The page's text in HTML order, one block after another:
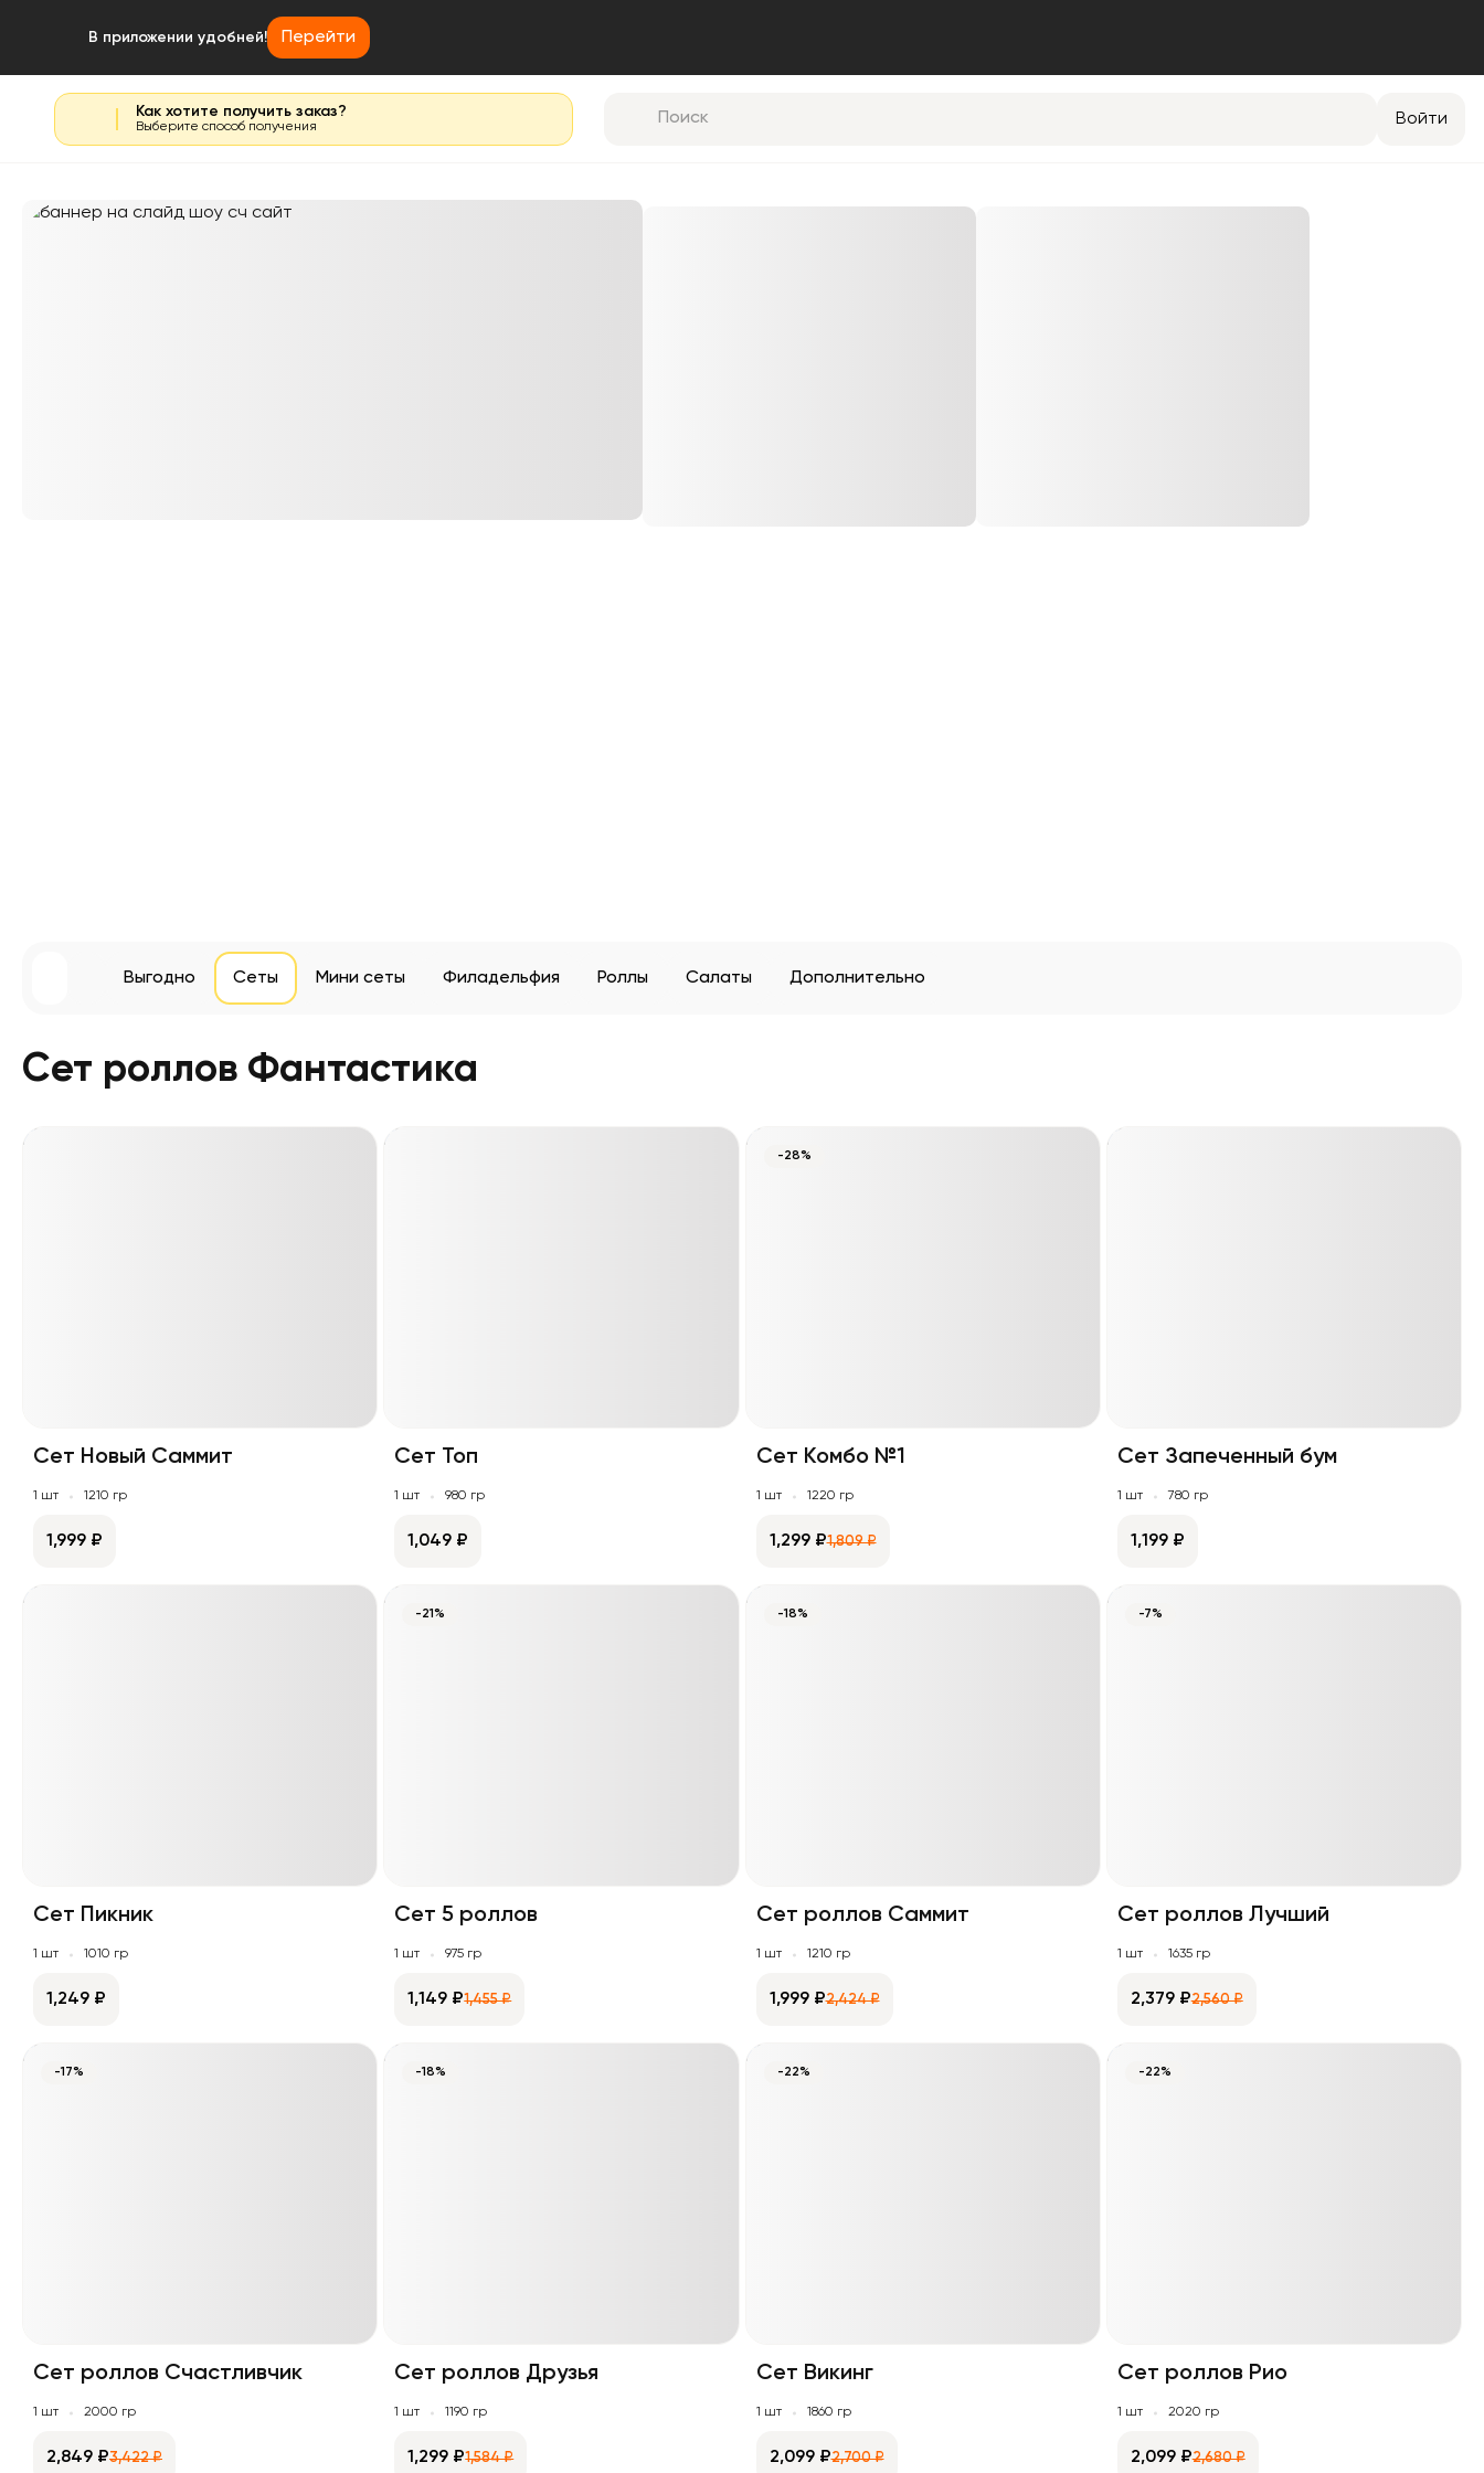
В приложении удобней! Перейти
Как хотите получить заказ?
Выберите способ получения Войти
Выгодно Сеты Мини сеты Филадельфия Роллы Салаты Дополнительно
Сет роллов Фантастика
Сет Новый Саммит
1 шт 1210 гр
1,999 ₽
Сет Топ
1 шт 980 гр
1,049 ₽
-28%
Сет Комбо №1
1 шт 1220 гр
1,809 ₽
1,299 ₽
Сет Запеченный бум
1 шт 780 гр
1,199 ₽
Сет Пикник
1 шт 1010 гр
1,249 ₽
-21%
Сет 5 роллов
1 шт 975 гр
1,455 ₽
1,149 ₽
-18%
Сет роллов Саммит
1 шт 1210 гр
2,424 ₽
1,999 ₽
-7%
Сет роллов Лучший
1 шт 1635 гр
2,560 ₽
2,379 ₽
-17%
Сет роллов Счастливчик
1 шт 2000 гр
3,422 ₽
2,849 ₽
-18%
Сет роллов Друзья
1 шт 1190 гр
1,584 ₽
1,299 ₽
-22%
Сет Викинг
1 шт 1860 гр
2,700 ₽
2,099 ₽
-22%
Сет роллов Рио
1 шт 2020 гр
2,680 ₽
2,099 ₽